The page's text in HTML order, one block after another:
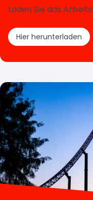
Laden Sie das
Hier herunterladen